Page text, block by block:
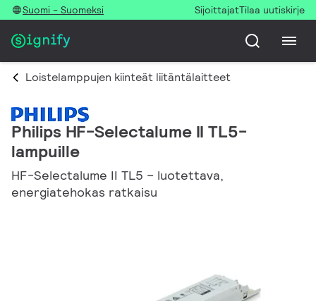
Suomi - Suomeksi SijoittajatTilaa uutiskirje
Loistelamppujen kiinteät liitäntälaitteet
Philips HF-Selectalume II TL5-
lampuille
HF-Selectalume II TL5 − luotettava,
energiatehokas ratkaisu